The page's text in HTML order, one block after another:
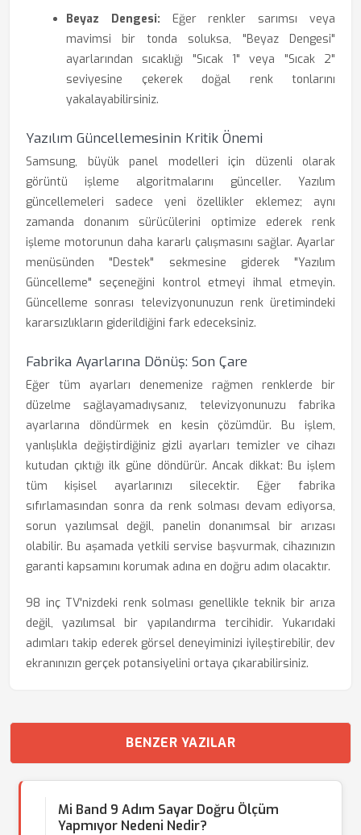
Beyaz Dengesi: Eğer renkler sarımsı veya
mavimsi bir tonda soluksa, "Beyaz Dengesi"
ayarlarından sıcaklığı "Sıcak 1" veya "Sıcak 2"
seviyesine çekerek doğal renk tonlarını
yakalayabilirsiniz.
Yazılım Güncellemesinin Kritik Önemi
Samsung, büyük panel modelleri için düzenli olarak
görüntü işleme algoritmalarını günceller. Yazılım
güncellemeleri sadece yeni özellikler eklemez; aynı
zamanda donanım sürücülerini optimize ederek renk
işleme motorunun daha kararlı çalışmasını sağlar. Ayarlar
menüsünden "Destek" sekmesine giderek "Yazılım
Güncelleme" seçeneğini kontrol etmeyi ihmal etmeyin.
Güncelleme sonrası televizyonunuzun renk üretimindeki
kararsızlıkların giderildiğini fark edeceksiniz.
Fabrika Ayarlarına Dönüş: Son Çare
Eğer tüm ayarları denemenize rağmen renklerde bir
düzelme sağlayamadıysanız, televizyonunuzu fabrika
ayarlarına döndürmek en kesin çözümdür. Bu işlem,
yanlışlıkla değiştirdiğiniz gizli ayarları temizler ve cihazı
kutudan çıktığı ilk güne döndürür. Ancak dikkat: Bu işlem
tüm kişisel ayarlarınızı silecektir. Eğer fabrika
sıfırlamasından sonra da renk solması devam ediyorsa,
sorun yazılımsal değil, panelin donanımsal bir arızası
olabilir. Bu aşamada yetkili servise başvurmak, cihazınızın
garanti kapsamını korumak adına en doğru adım olacaktır.
98 inç TV'nizdeki renk solması genellikle teknik bir arıza
değil, yazılımsal bir yapılandırma tercihidir. Yukarıdaki
adımları takip ederek görsel deneyiminizi iyileştirebilir, dev
ekranınızın gerçek potansiyelini ortaya çıkarabilirsiniz.
BENZER YAZILAR
Mi Band 9 Adım Sayar Doğru Ölçüm
Yapmıyor Nedeni Nedir?